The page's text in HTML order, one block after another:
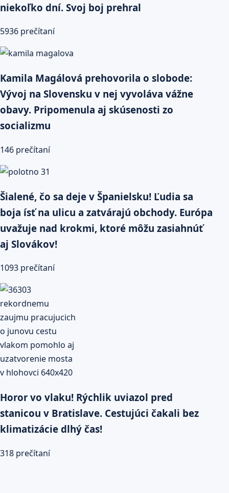
niekoľko dní. Svoj boj prehral
5936 prečítaní
Kamila Magálová prehovorila o slobode:
Vývoj na Slovensku v nej vyvoláva vážne
obavy. Pripomenula aj skúsenosti zo
socializmu
146 prečítaní
Šialené, čo sa deje v Španielsku! Ľudia sa
boja ísť na ulicu a zatvárajú obchody. Európa
uvažuje nad krokmi, ktoré môžu zasiahnúť
aj Slovákov!
1093 prečítaní
Horor vo vlaku! Rýchlik uviazol pred
stanicou v Bratislave. Cestujúci čakali bez
klimatizácie dlhý čas!
318 prečítaní